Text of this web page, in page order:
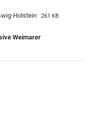
Holstein 261 KB
Weimarer